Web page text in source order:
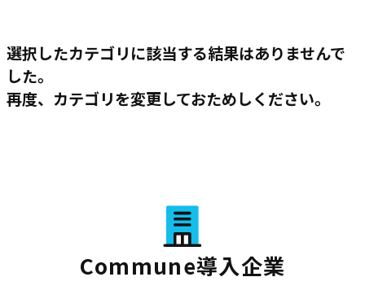
選択したカテゴリに該当する結果はありませんで
した。
再度、カテゴリを変更しておためしください。
Commune導入企業